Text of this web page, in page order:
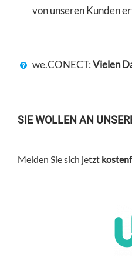
von unseren Kunden
we.CONECT:Vielen
SIE WOLLEN AN
Melden Sie sich jetzt